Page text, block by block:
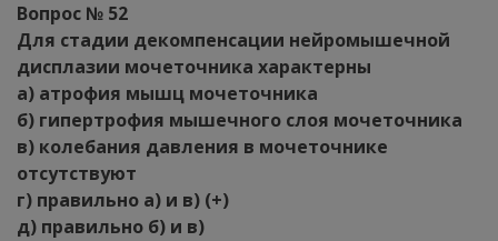
Вопрос № 52
Для стадии декомпенсации нейромышечной
дисплазии мочеточника характерны
а) атрофия мышц мочеточника
б) гипертрофия мышечного слоя мочеточника
в) колебания давления в мочеточнике
отсутствуют
г) правильно а) и в) (+)
д) правильно б) и в)